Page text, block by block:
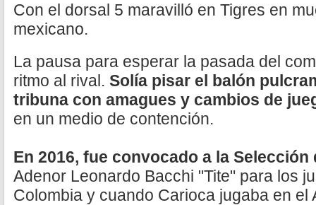
Con el dorsal 5 maravilló en Tigres en
mexicano.
La pausa para esperar la pasada del
ritmo al rival. Solía pisar el balón
tribuna con amagues y cambios de
en un medio de contención.
En 2016, fue convocado a la
Adenor Leonardo Bacchi "Tite" para los
Colombia y cuando Carioca jugaba en el